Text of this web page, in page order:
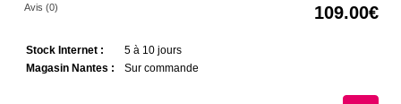
Avis (0) 109.00
Stock Internet :
5 à 10 jours
Magasin Nantes :
Sur commande